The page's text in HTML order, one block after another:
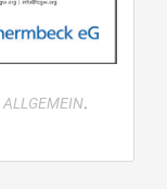
ALLGEMEIN.